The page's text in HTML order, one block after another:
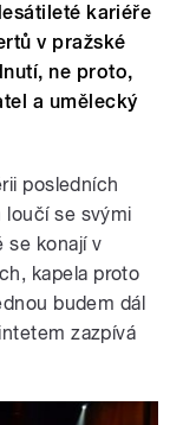
kariéře
v pražské
ne proto,
a umělecký
posledních
se svými
se konají v
kapela proto
budem dál
zazpívá